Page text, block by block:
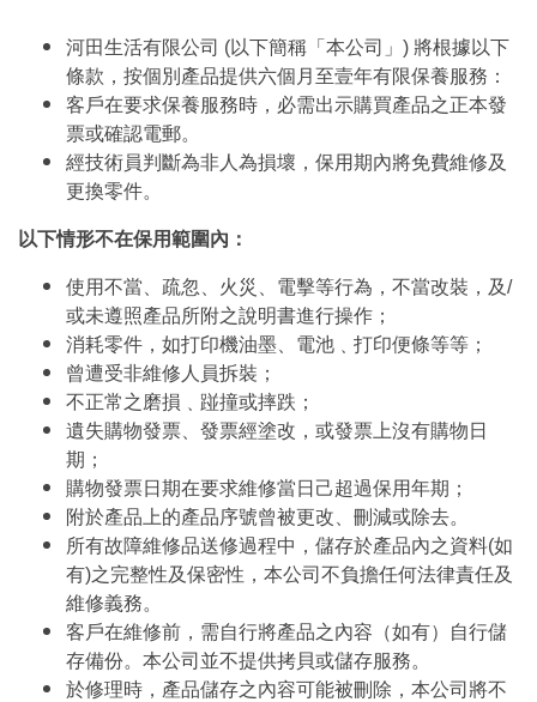
河田生活有限公司 (以下簡稱「本公司」) 將根據以下
條款，按個別產品提供六個月至壹年有限保養服務：
客戶在要求保養服務時，必需出示購買產品之正本發
票或確認電郵。
經技術員判斷為非人為損壞，保用期內將免費維修及
更換零件。
以下情形不在保用範圍內：
使用不當、疏忽、火災、電擊等行為，不當改裝，及/
或未遵照產品所附之說明書進行操作；
消耗零件，如打印機油墨、電池﹑打印便條等等；
曾遭受非維修人員拆裝；
不正常之磨損﹑踫撞或摔跌；
遺失購物發票、發票經塗改，或發票上沒有購物日
期；
購物發票日期在要求維修當日己超過保用年期；
附於產品上的產品序號曾被更改、刪減或除去。
所有故障維修品送修過程中，儲存於產品內之資料(如
有)之完整性及保密性，本公司不負擔任何法律責任及
維修義務。
客戶在維修前，需自行將產品之內容（如有）自行儲
存備份。本公司並不提供拷貝或儲存服務。
於修理時，產品儲存之內容可能被刪除，本公司將不